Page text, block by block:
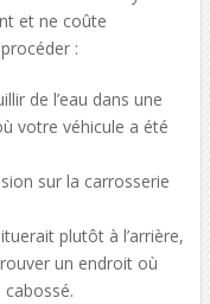
et ne coûte
:
de l’eau dans une
votre véhicule a été
sur la carrosserie
plutôt à l’arrière,
un endroit où